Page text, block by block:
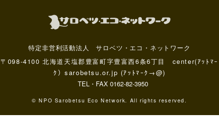
特定非営利活動法人 サロベツ・エコ・ネットワーク
〒098-4100 北海道天塩郡豊富町字豊富西6条6丁目 center(ｱｯﾄﾏｰ
ｸ）sarobetsu.or.jp (ｱｯﾄﾏｰｸ→@)
TEL・FAX 0162-82-3950
© NPO Sarobetsu Eco Network. All rights reserved.